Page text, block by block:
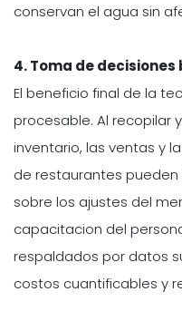
conservan el agua sin
4. Toma de
El beneficio final de la
procesable. Al recopilar
inventario, las ventas y
de restaurantes
sobre los ajustes del
capacitacion del
respaldados por datos
costos cuantificables y